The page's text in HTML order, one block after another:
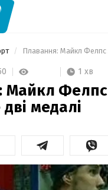
1 хв
Майкл Фелпс
медалі